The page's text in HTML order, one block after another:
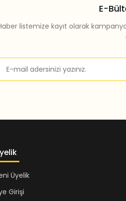
E-
listemize kayıt olarak
Üyelik
Girişi